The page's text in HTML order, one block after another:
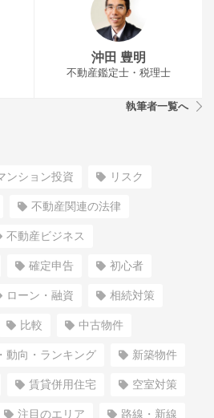
沖田 豊明
不動産鑑定士・税理士
執筆者一覧へ
ンション投資 リスク
不動産関連の法律
不動産ビジネス
確定申告 初心者
ローン・融資 相続対策
比較 中古物件
動向・ランキング 新築物件
賃貸併用住宅 空室対策
注目のエリア 路線・新線